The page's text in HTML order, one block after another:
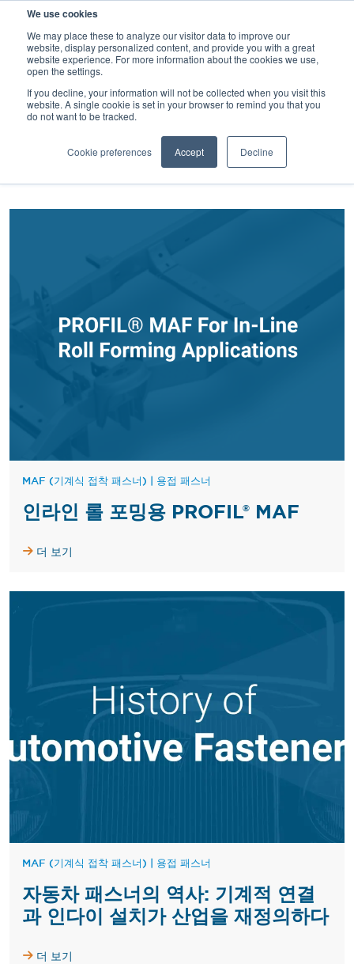
We use cookies
We may place these to analyze our visitor data to improve our
website, display personalized content, and provide you with a great
website experience. For more information about the cookies we use,
open the settings.
If you decline, your information will not be collected when you visit this
website. A single cookie is set in your browser to remind you that you
do not want to be tracked.
Cookie preferences Accept Decline
MAF (기계식 접착 패스너)
카테고리별 필터
MAF (기계식 접착 패스너) | 용접 패스너
인라인 롤 포밍용 PROFIL® MAF
더 보기
MAF (기계식 접착 패스너) | 용접 패스너
자동차 패스너의 역사: 기계적 연결
과 인다이 설치가 산업을 재정의하다
더 보기